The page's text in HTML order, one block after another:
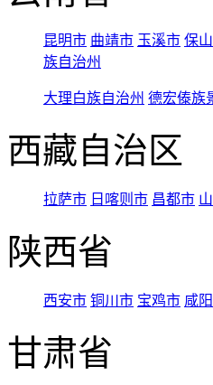
昆明市 曲靖市 玉溪市 保
族自治州
大理白族自治州 德宏傣族
西藏自治区
拉萨市 日喀则市 昌都市
陕西省
西安市 铜川市 宝鸡市 咸
甘肃省